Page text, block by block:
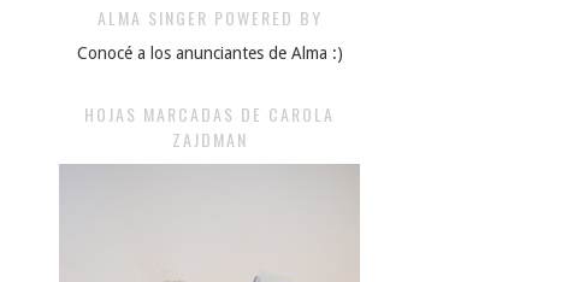
ALMA SINGER POWERED BY
Conocé a los anunciantes de Alma :)
HOJAS MARCADAS DE CAROLA
ZAJDMAN